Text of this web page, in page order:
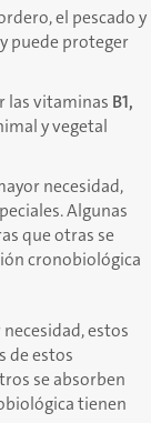
el pescado y
puede proteger
las vitaminas B1,
y vegetal
necesidad,
Algunas
que otras se
cronobiológica
estos
de estos
se absorben
tienen